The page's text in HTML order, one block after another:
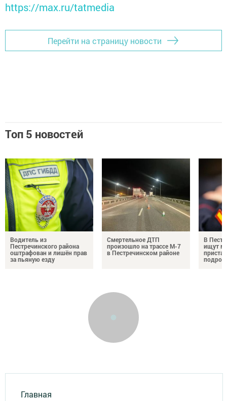
https://max.ru/tatmedia
Перейти на страницу новости
Топ 5 новостей
Водитель из
Пестречинского района
оштрафован и лишён прав
за пьяную езду
Смертельное ДТП
произошло на трассе М-7
в Пестречинском районе
В
ищут
Главная